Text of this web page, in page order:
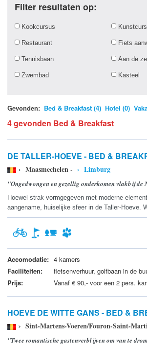
Filter resultaten op:
Kookcursus
Restaurant Fiets
Tennisbaan Aan de
Zwembad Kasteel
Gevonden: Bed & Breakfast (4) Hotel (0)
4 gevonden Bed & Breakfast
DE TALLER-HOEVE - BED &
› Maasmechelen - › Limburg
"Ongedwongen en gezellig onderkomen vlakbij de
Hoewel strak vormgegeven met moderne
aangename, huiselijke sfeer in de Taller-Hoeve.
Accomodatie: 4 kamers
Faciliteiten:
fietsenverhuur, golfbaan in de
Prijs:
Vanaf € 90,- voor een 2 pers.
HOEVE DE WITTE GANS - BED &
› Sint-Martens-Voeren/Fouron-Saint-
"Twee romantische gastenverblijven om van te